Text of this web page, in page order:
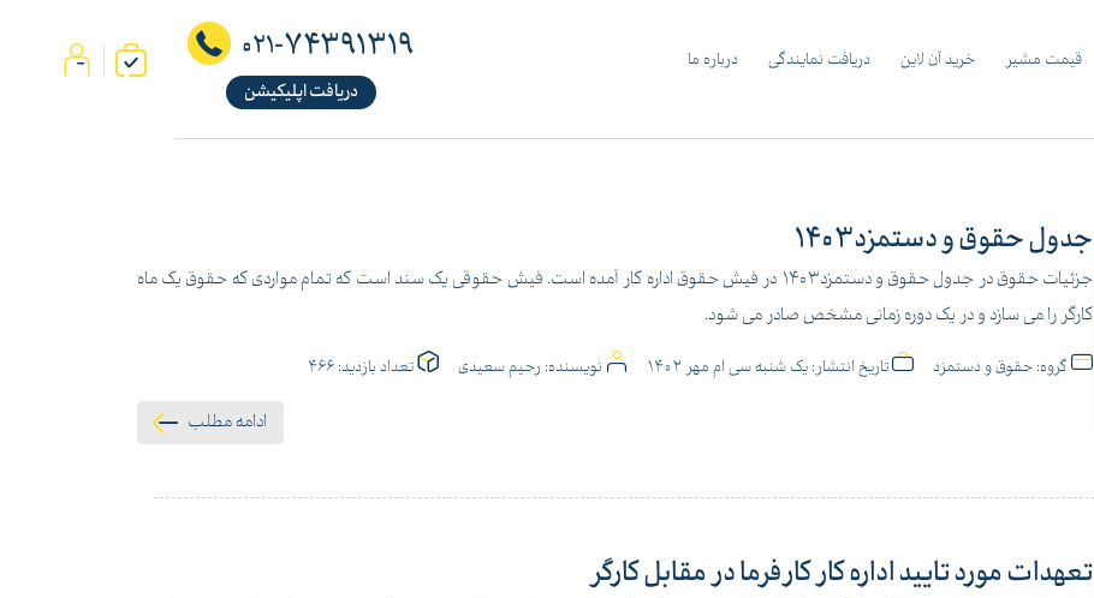
قیمت مشیر خرید آن لاین دریافت نمایندگی درباره ما 021-74391319
دریافت اپلیکیشن
جدول حقوق و دستمزد1403
جزئیات حقوق در جدول حقوق و دستمزد1403 در فیش حقوق اداره کار آمده است. فیش حقوقی یک سند است که تمام مواردی که حقوق یک ماه
کارگر را می سازد و در یک دوره زمانی مشخص صادر می شود.
گروه: حقوق و دستمزد تاریخ انتشار: یک شنبه سی ام مهر 1402 نویسنده: رحیم سعیدی تعداد بازدید:
ادامه مطلب
تعهدات مورد تایید اداره کار کارفرما در مقابل کارگر